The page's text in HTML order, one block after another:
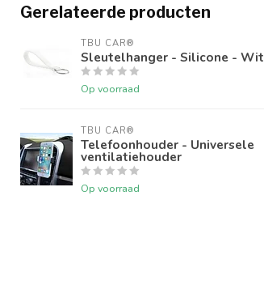
Gerelateerde producten
TBU CAR®
Sleutelhanger - Silicone - Wit
Op voorraad
TBU CAR®
Telefoonhouder - Universele
ventilatiehouder
Op voorraad